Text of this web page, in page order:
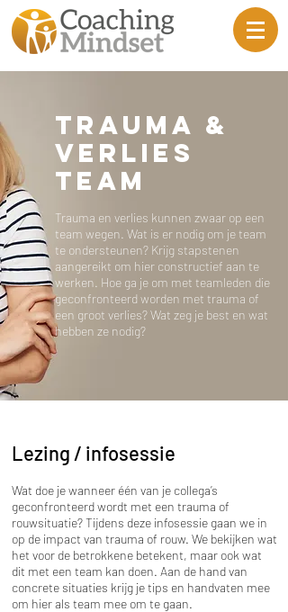
TRAUMA &
VERLIES
TEAM
Trauma en verlies kunnen zwaar op een
team wegen. Wat is er nodig om je team
te ondersteunen? Krijg stapstenen
aangereikt om hier constructief aan te
werken. Hoe ga je om met teamleden die
geconfronteerd worden met trauma of
een groot verlies? Wat zeg je best en wat
hebben ze nodig?
Lezing / infosessie
Wat doe je wanneer één van je collega’s
geconfronteerd wordt met een trauma of
rouwsituatie? Tijdens deze infosessie gaan we in
op de impact van trauma of rouw. We bekijken wat
het voor de betrokkene betekent, maar ook wat
dit met een team kan doen. Aan de hand van
concrete situaties krijg je tips en handvaten mee
om hier als team mee om te gaan.